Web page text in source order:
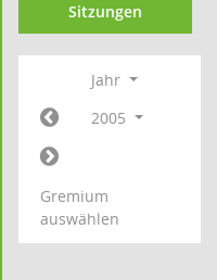
Sitzungen
Jahr
2005
Gremium
auswählen